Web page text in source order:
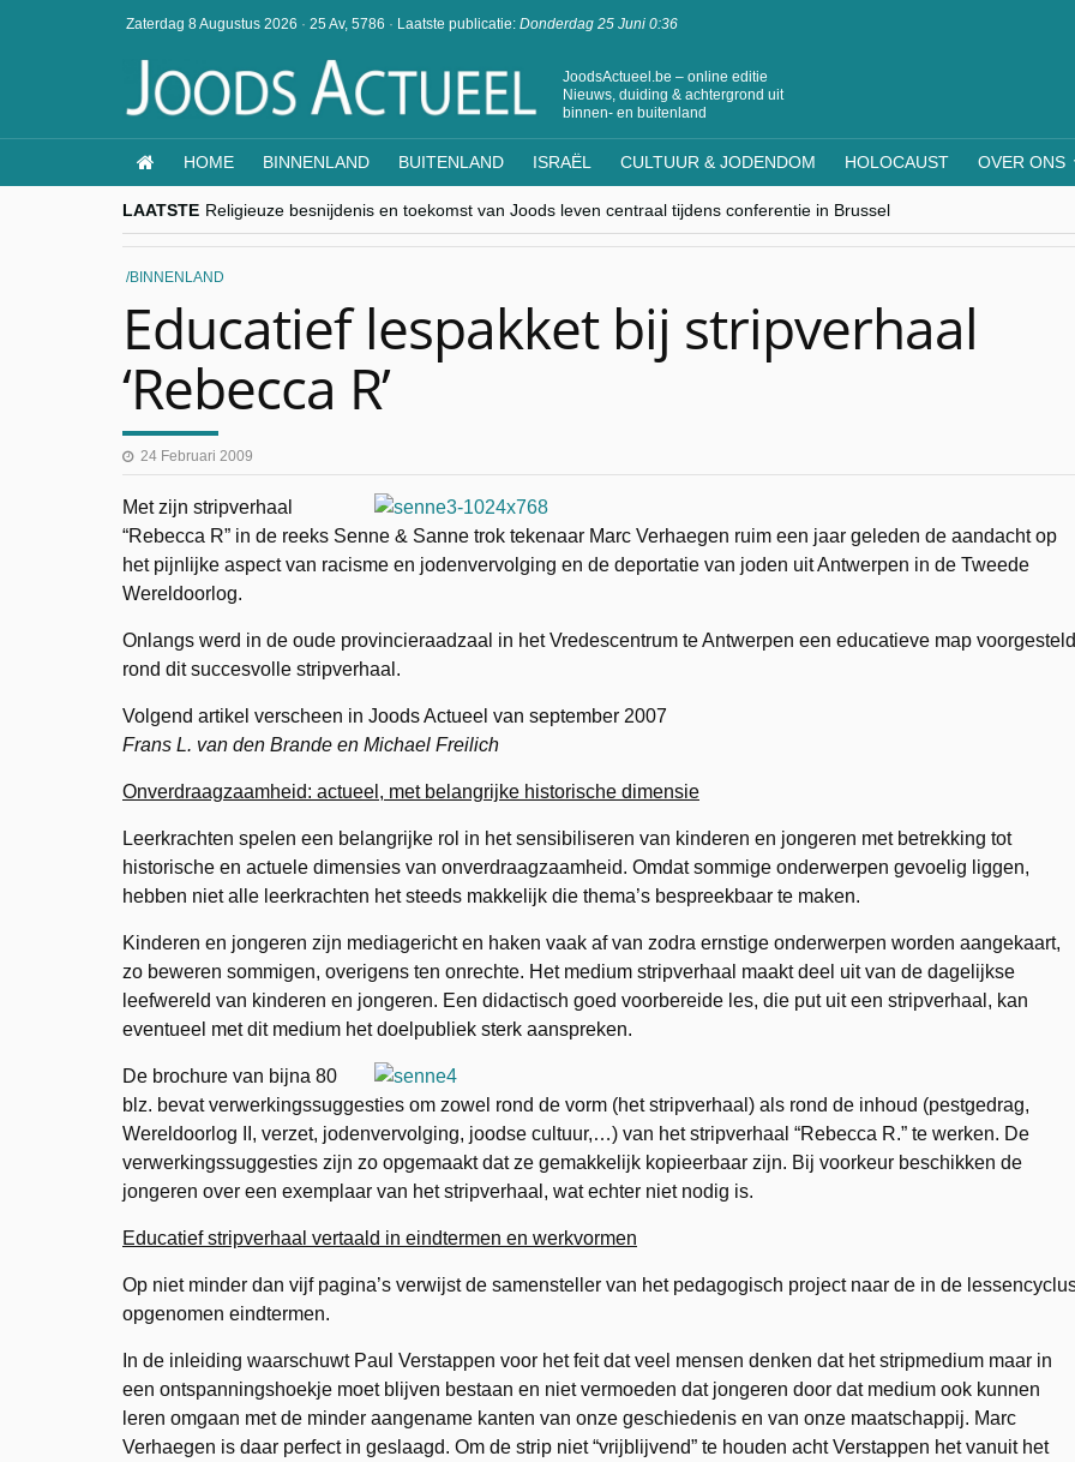
Zaterdag 8 Augustus 2026 · 25 Av, 5786 · Laatste publicatie: Donderdag 25 Juni 0:36
JoodsActueel.be – online editie
Nieuws, duiding & achtergrond uit
binnen- en buitenland
HOME BINNENLAND BUITENLAND ISRAËL CULTUUR & JODENDOM HOLOCAUST OVER ONS
LAATSTE Religieuze besnijdenis en toekomst van Joods leven centraal tijdens conferentie in Brussel
“Besnijdenisdebat toont hoe moeilijk seculiere Westen minderheden begrijpt”, Jinnih Beels (Vooruit)
CITYTRIP | ROEMENIË – Boekarest: de verrassing van Oost-Europa
“Vandaag zit elke Jood in België op de beklaagdenbank”
BINNENLAND
Educatief lespakket bij stripverhaal
‘Rebecca R’
24 Februari 2009
Met zijn stripverhaal
“Rebecca R” in de reeks Senne & Sanne trok tekenaar Marc Verhaegen ruim een jaar geleden de aandacht op
het pijnlijke aspect van racisme en jodenvervolging en de deportatie van joden uit Antwerpen in de Tweede
Wereldoorlog.
Onlangs werd in de oude provincieraadzaal in het Vredescentrum te Antwerpen een educatieve map voorgesteld
rond dit succesvolle stripverhaal.
Volgend artikel verscheen in Joods Actueel van september 2007
Frans L. van den Brande en Michael Freilich
Onverdraagzaamheid: actueel, met belangrijke historische dimensie
Leerkrachten spelen een belangrijke rol in het sensibiliseren van kinderen en jongeren met betrekking tot
historische en actuele dimensies van onverdraagzaamheid. Omdat sommige onderwerpen gevoelig liggen,
hebben niet alle leerkrachten het steeds makkelijk die thema’s bespreekbaar te maken.
Kinderen en jongeren zijn mediagericht en haken vaak af van zodra ernstige onderwerpen worden aangekaart,
zo beweren sommigen, overigens ten onrechte. Het medium stripverhaal maakt deel uit van de dagelijkse
leefwereld van kinderen en jongeren. Een didactisch goed voorbereide les, die put uit een stripverhaal, kan
eventueel met dit medium het doelpubliek sterk aanspreken.
De brochure van bijna 80
blz. bevat verwerkingssuggesties om zowel rond de vorm (het stripverhaal) als rond de inhoud (pestgedrag,
Wereldoorlog II, verzet, jodenvervolging, joodse cultuur,…) van het stripverhaal “Rebecca R.” te werken. De
verwerkingssuggesties zijn zo opgemaakt dat ze gemakkelijk kopieerbaar zijn. Bij voorkeur beschikken de
jongeren over een exemplaar van het stripverhaal, wat echter niet nodig is.
Educatief stripverhaal vertaald in eindtermen en werkvormen
Op niet minder dan vijf pagina’s verwijst de samensteller van het pedagogisch project naar de in de
opgenomen eindtermen.
In de inleiding waarschuwt Paul Verstappen voor het feit dat veel mensen denken dat het stripmedium maar in
een ontspanningshoekje moet blijven bestaan en niet vermoeden dat jongeren door dat medium ook kunnen
leren omgaan met de minder aangename kanten van onze geschiedenis en van onze maatschappij. Marc
Verhaegen is daar perfect in geslaagd. Om de strip niet “vrijblijvend” te houden acht Verstappen het vanuit het